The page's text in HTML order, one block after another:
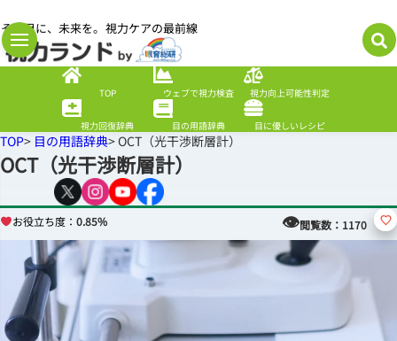
その目に、未来を。視力ケアの最前線
TOP ウェブで視力検査 視力向上可能性判定
視力回復辞典 目の用語辞典 目に優しいレシピ
TOP> 目の用語辞典> OCT（光干渉断層計）
OCT（光干渉断層計）
お役立ち度： 0.85% 👁閲覧数： 1170